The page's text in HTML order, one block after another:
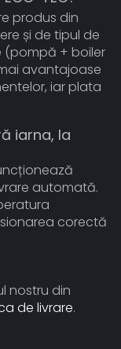
produs din
și de tipul de
(pompă + boiler
avantajoase
iar plata
iarna, la
automată.
corectă
nostru din
de livrare.